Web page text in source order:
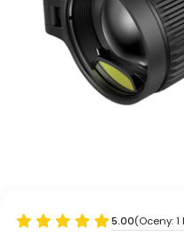
5.00(Oceny: